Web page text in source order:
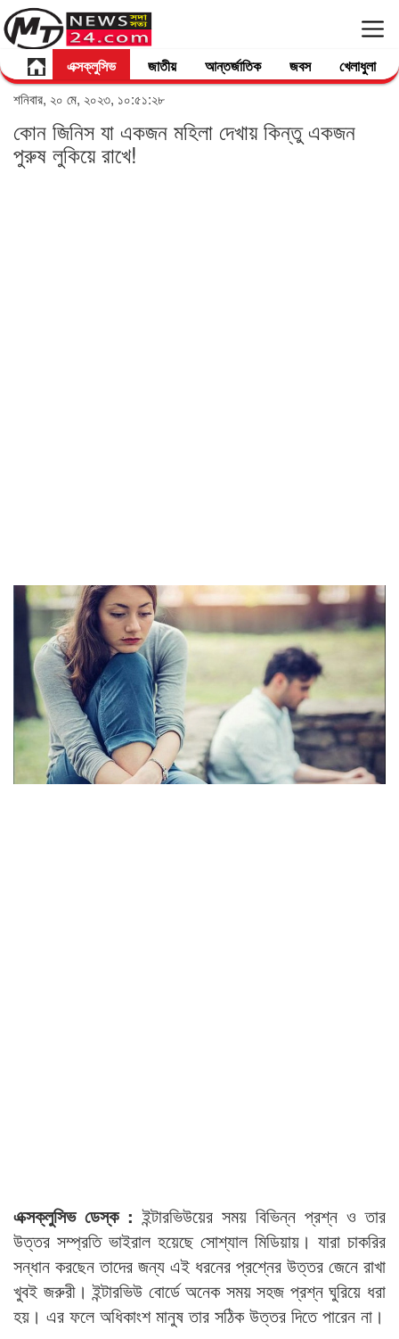
এক্সক্লুসিভ জাতীয় আন্তর্জাতিক জবস খেলাধুলা
শনিবার, ২০ মে, ২০২৩, ১০:৫১:২৮
কোন জিনিস যা একজন মহিলা দেখায় কিন্তু একজন
পুরুষ লুকিয়ে রাখে!
এক্সক্লুসিভ ডেস্ক :ইন্টারভিউয়ের সময় বিভিন্ন প্রশ্ন ও তার
উত্তর সম্প্রতি ভাইরাল হয়েছে সোশ্যাল মিডিয়ায়। যারা চাকরির
সন্ধান করছেন তাদের জন্য এই ধরনের প্রশ্নের উত্তর জেনে রাখা
খুবই জরুরী। ইন্টারভিউ বোর্ডে অনেক সময় সহজ প্রশ্ন ঘুরিয়ে ধরা
হয়। এর ফলে অধিকাংশ মানুষ তার সঠিক উত্তর দিতে পারেন না।